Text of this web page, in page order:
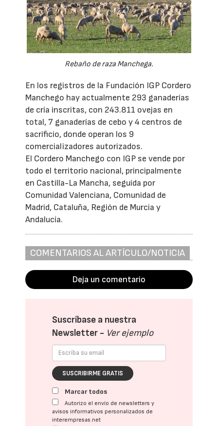
Rebaño de raza Manchega.
En los registros de la Fundación IGP Cordero
Manchego hay actualmente 293 ganaderías
de cría inscritas, con 243.811 ovejas en
total, 7 ganaderías de cebo y 4 centros de
sacrificio, donde operan los 9
comercializadores autorizados.
El Cordero Manchego con IGP se vende por
todo el territorio nacional, principalmente
en Castilla-La Mancha, seguida por
Comunidad Valenciana, Comunidad de
Madrid, Cataluña, Región de Murcia y
Andalucía.
COMENTARIOS AL ARTÍCULO/NOTICIA
Deja un comentario
Suscríbase a nuestra
Newsletter - Ver ejemplo
SUSCRIBIRME GRATIS
Marcar todos
Autorizo el envío de newsletters y
avisos informativos personalizados de
interempresas.net